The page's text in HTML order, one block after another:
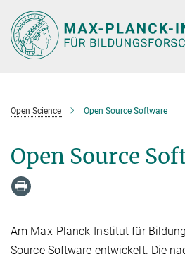
Hauptinhalt
Open Science Open Source Software
Open Source
Am Max-Planck-Institut für
Source Software entwickelt. Die